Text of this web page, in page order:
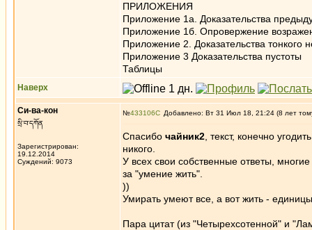
ПРИЛОЖЕНИЯ
Приложение 1а. Доказательства
Приложение 1б. Опровержение
Приложение 2. Доказательства тонкого
Приложение 3 Доказательства пустоты
Таблицы
Наверх
Си-ва-кон
སྲི་བ་དཀོན
Зарегистрирован:
19.12.2014
Суждений: 9073
№433106 Добавлено: Вт 31 Июл 18, 21:24 (8 лет
Спасибо чайник2 , текст, конечно
никого.
У всех свои собственные ответы,
за "умение жить".
))
Умирать умеют все, а вот жить - единицы
Пара цитат (из "Четырехсотенной" и